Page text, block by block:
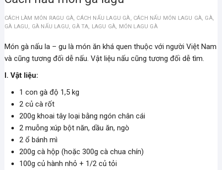
CÁCH LÀM MÓN RAGU GÀ, CÁCH NẤU LAGU GÀ, CÁCH NẤU MÓN LAGU GÀ, GÀ,
GÀ LAGU, GÀ NẤU LAGU, GÀ TA, LAGU GÀ, MÓN LAGU GÀ
Món gà nấu la – gu là món ăn khá quen thuộc với người Việt Nam
và cũng tương đối dễ nấu. Vật liệu nấu cũng tương đối dễ tìm.
I. Vật liệu:
1 con gà độ 1,5 kg
2 củ cà rốt
200g khoai tây loại bằng ngón chân cái
2 muỗng xúp bột năn, dầu ăn, ngò
2 ổ bánh mì
200g cà hộp (hoặc 300g cà chua chín)
100g củ hành nhỏ + 1/2 củ tỏi